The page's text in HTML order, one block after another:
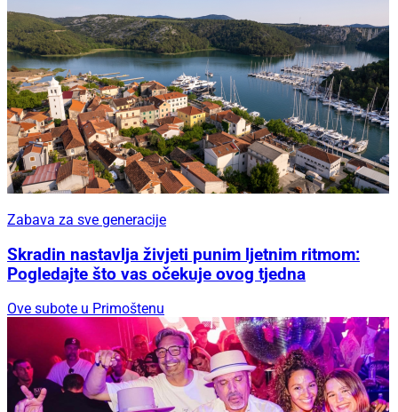
Zabava za sve generacije
Skradin nastavlja živjeti punim ljetnim ritmom:
Pogledajte što vas očekuje ovog tjedna
Ove subote u Primoštenu